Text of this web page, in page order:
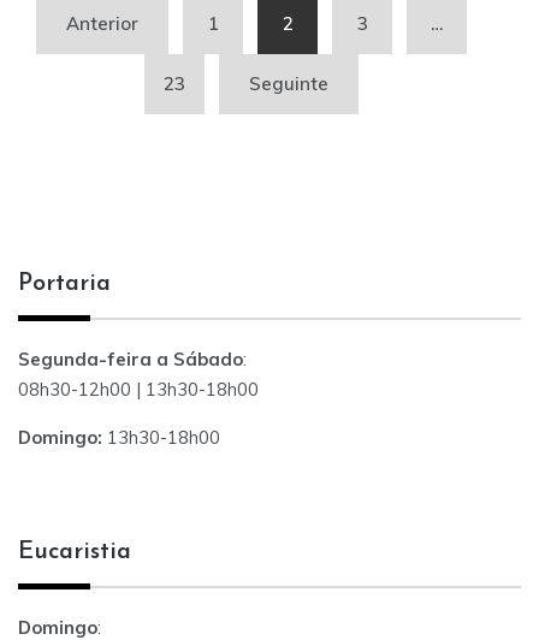
Paginação
dos
Anterior 1 2 3 …
23 Seguinte
Portaria
Segunda-feira a Sábado:
08h30-12h00 | 13h30-18h00
Domingo: 13h30-18h00
Eucaristia
Domingo: